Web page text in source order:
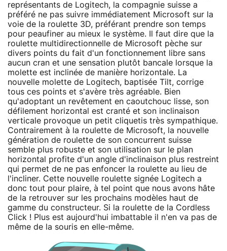
représentants de Logitech, la compagnie suisse a
préféré ne pas suivre immédiatement Microsoft sur la
voie de la roulette 3D, préférant prendre son temps
pour peaufiner au mieux le système. Il faut dire que la
roulette multidirectionnelle de Microsoft pèche sur
divers points du fait d'un fonctionnement libre sans
aucun cran et une sensation plutôt bancale lorsque la
molette est inclinée de manière horizontale. La
nouvelle molette de Logitech, baptisée Tilt, corrige
tous ces points et s'avère très agréable. Bien
qu'adoptant un revêtement en caoutchouc lisse, son
défilement horizontal est cranté et son inclinaison
verticale provoque un petit cliquetis très sympathique.
Contrairement à la roulette de Microsoft, la nouvelle
génération de roulette de son concurrent suisse
semble plus robuste et son utilisation sur le plan
horizontal profite d'un angle d'inclinaison plus restreint
qui permet de ne pas enfoncer la roulette au lieu de
l'incliner. Cette nouvelle roulette signée Logitech a
donc tout pour plaire, à tel point que nous avons hâte
de la retrouver sur les prochains modèles haut de
gamme du constructeur. Si la roulette de la Cordless
Click ! Plus est aujourd'hui imbattable il n'en va pas de
même de la souris en elle-même.